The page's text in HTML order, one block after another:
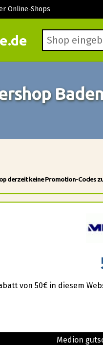
Online-Shops
derzeit keine Promotion-Codes
von 50€ in diesem
Medion